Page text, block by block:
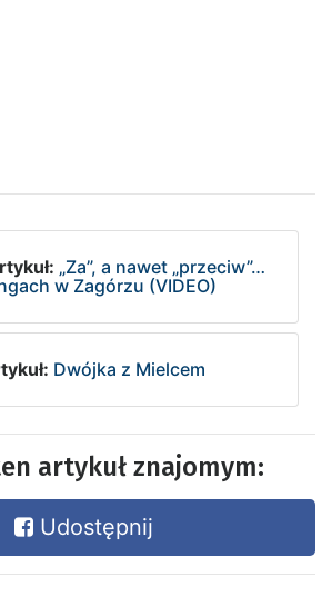
„Za”, a nawet „przeciw”…
w Zagórzu (VIDEO)
Dwójka z Mielcem
artykuł znajomym:
Udostępnij